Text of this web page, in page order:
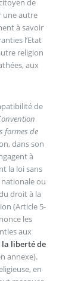
de
une autre
à savoir
l’Etat
religion
aux
de
formes de
dans son
à
la loi sans
ou
droit à la
(Article 5-
les
aux
la liberté de
annexe).
en